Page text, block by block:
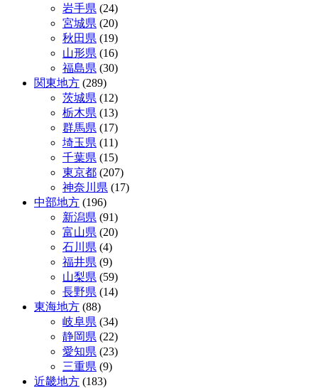
岩手県 (24)
宮城県 (20)
秋田県 (19)
山形県 (16)
福島県 (30)
関東地方 (289)
茨城県 (12)
栃木県 (13)
群馬県 (17)
埼玉県 (11)
千葉県 (15)
東京都 (207)
神奈川県 (17)
中部地方 (196)
新潟県 (91)
富山県 (20)
石川県 (4)
福井県 (9)
山梨県 (59)
長野県 (14)
東海地方 (88)
岐阜県 (34)
静岡県 (22)
愛知県 (23)
三重県 (9)
近畿地方 (183)